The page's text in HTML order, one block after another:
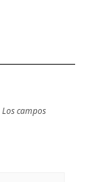
Los campos